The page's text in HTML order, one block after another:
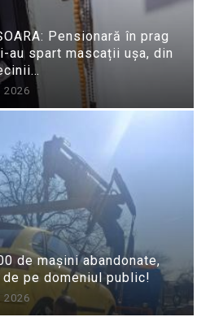
Pensionară în prag
au spart mascații ușa, din
2026
de mașini abandonate,
pe domeniul public!
2026